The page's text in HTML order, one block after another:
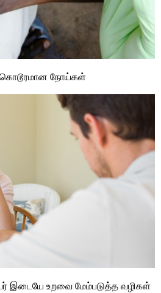
நோய்கள்
இடையே உறவை மேம்படுத்த வழிகள்